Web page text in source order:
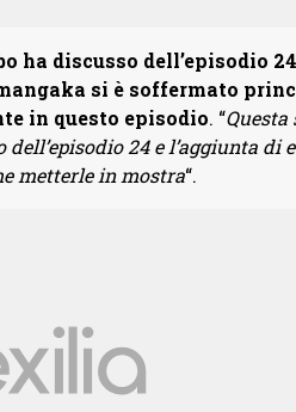
ha discusso dell’episodio 24
si è soffermato
in questo episodio. “Questa
24 e l’aggiunta di
metterle in mostra“.